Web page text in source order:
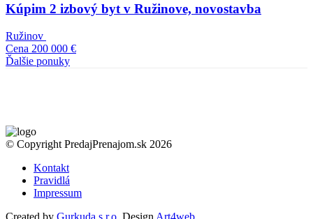
Kúpim 2 izbový byt v Ružinove, novostavba
Ružinov
Cena 200 000 €
Ďalšie ponuky
© Copyright PredajPrenajom.sk 2026
Kontakt
Pravidlá
Impressum
Created by Gurkuda s.r.o. Design Art4web